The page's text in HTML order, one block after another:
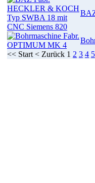
<< Start < Zurück 1 2 3 4 5